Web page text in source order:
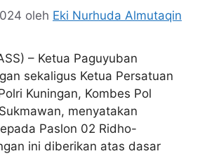
oleh Eki Nurhuda Almutaqin
– Ketua Paguyuban
sekaligus Ketua Persatuan
Kuningan, Kombes Pol
menyatakan
Paslon 02 Ridho-
ini diberikan atas dasar